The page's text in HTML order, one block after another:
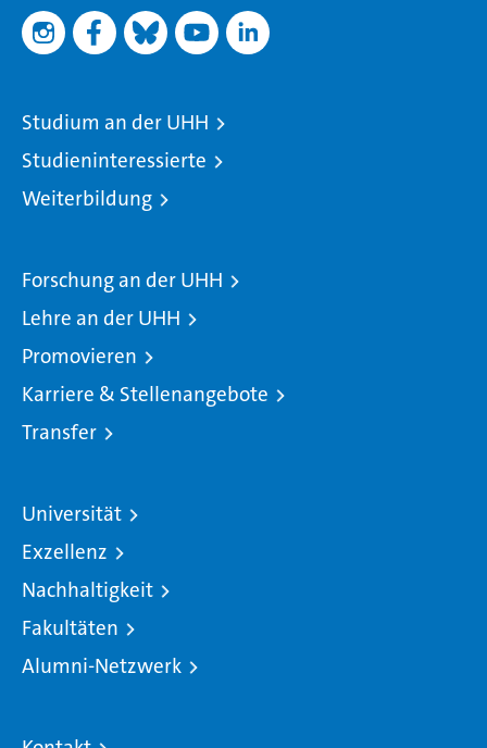
Studium an der UHH
Studieninteressierte
Weiterbildung
Forschung an der UHH
Lehre an der UHH
Promovieren
Karriere & Stellenangebote
Transfer
Universität
Exzellenz
Nachhaltigkeit
Fakultäten
Alumni-Netzwerk